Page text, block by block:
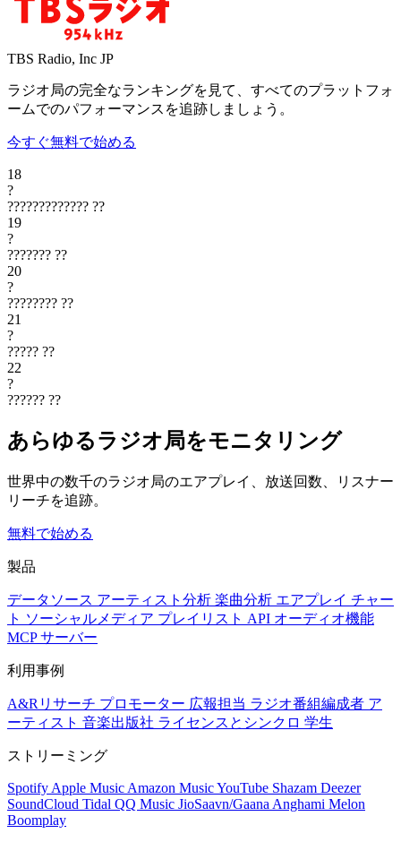
TBS Radio, Inc JP
ラジオ局の完全なランキングを見て、すべてのプラットフォ
ームでのパフォーマンスを追跡しましょう。
今すぐ無料で始める
18
?
????????????? ??
19
?
??????? ??
20
?
???????? ??
21
?
????? ??
22
?
?????? ??
あらゆるラジオ局をモニタリング
世界中の数千のラジオ局のエアプレイ、放送回数、リスナー
リーチを追跡。
無料で始める
製品
データソース アーティスト分析 楽曲分析 エアプレイ チャー
ト ソーシャルメディア プレイリスト API オーディオ機能
MCP サーバー
利用事例
A&Rリサーチ プロモーター 広報担当 ラジオ番組編成者 ア
ーティスト 音楽出版社 ライセンスとシンクロ 学生
ストリーミング
Spotify Apple Music Amazon MusicYouTube Shazam Deezer
SoundCloud Tidal QQ Music JioSaavn/Gaana Anghami Melon
Boomplay